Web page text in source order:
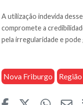
A utilização indevida
compromete a
pela irregularidade e pode
Nova Friburgo